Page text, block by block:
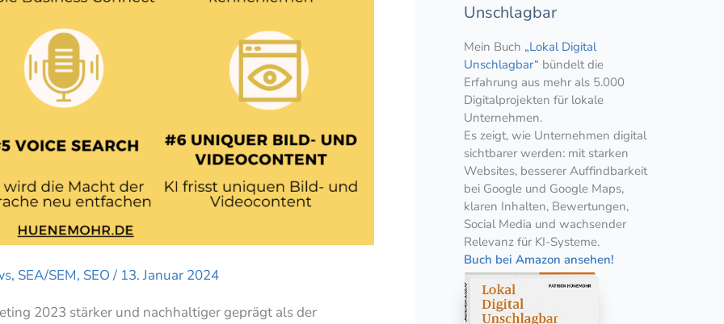
, SEA/SEM, SEO / 13. Januar 2024
2023 stärker und nachhaltiger geprägt als der
Unschlagbar
Mein Buch „Lokal Digital
Unschlagbar“ bündelt die
Erfahrung aus mehr als 5.000
Digitalprojekten für lokale
Unternehmen.
Es zeigt, wie Unternehmen digital
sichtbarer werden: mit starken
Websites, besserer Auffindbarkeit
bei Google und Google Maps,
klaren Inhalten, Bewertungen,
Social Media und wachsender
Relevanz für KI-Systeme.
Buch bei Amazon ansehen!